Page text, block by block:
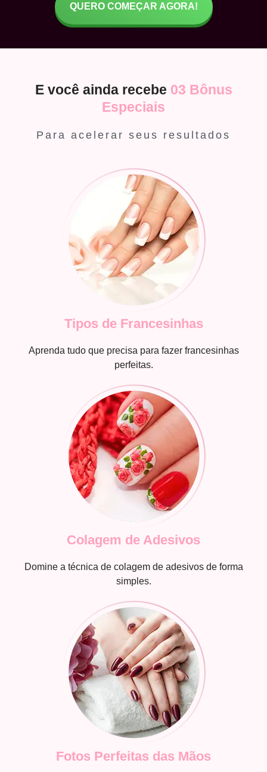
QUERO COMEÇAR AGORA!
E você ainda recebe 03 Bônus
Especiais
Para acelerar seus resultados
Tipos de Francesinhas
Aprenda tudo que precisa para fazer francesinhas
perfeitas.
Colagem de Adesivos
Domine a técnica de colagem de adesivos de forma
simples.
Fotos Perfeitas das Mãos